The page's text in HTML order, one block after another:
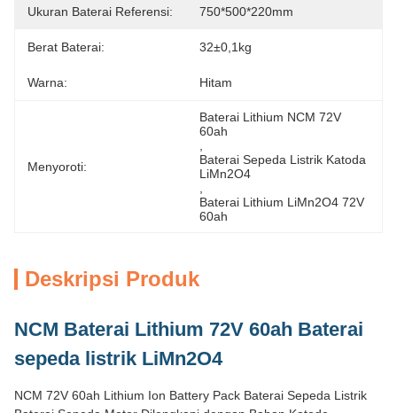
Ukuran Baterai Referensi: 750*500*220mm
Berat Baterai: 32±0,1kg
Warna: Hitam
Menyoroti:
Baterai Lithium NCM 72V
60ah
Baterai Sepeda Listrik Katoda
LiMn2O4
Baterai Lithium LiMn2O4 72V
60ah
Deskripsi Produk
NCM Baterai Lithium 72V 60ah Baterai
sepeda listrik LiMn2O4
NCM 72V 60ah Lithium Ion Battery Pack Baterai Sepeda Listrik